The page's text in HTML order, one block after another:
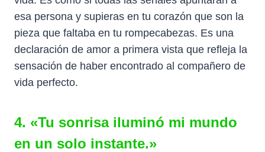
esa persona y supieras en tu corazón que son la
pieza que faltaba en tu rompecabezas. Es una
declaración de amor a primera vista que refleja la
sensación de haber encontrado al compañero de
vida perfecto.
4. «Tu sonrisa iluminó mi mundo
en un solo instante.»